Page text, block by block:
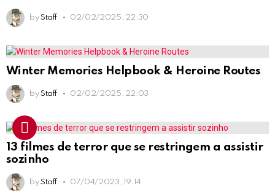
by Staff 02/02/2025, 22:30
Winter Memories Helpbook & Heroine Routes
by Staff 02/02/2025, 22:03
13 filmes de terror que se restringem a assistir
sozinho
by Staff 07/04/2023, 19:14